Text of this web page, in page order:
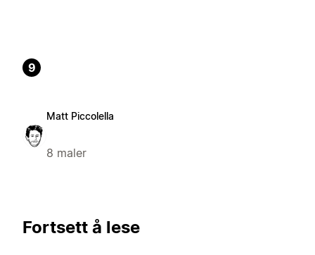
9
Matt Piccolella
8 maler
Fortsett å lese